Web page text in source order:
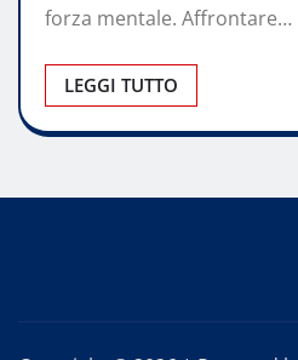
forza mentale. Affrontare…
LEGGI TUTTO